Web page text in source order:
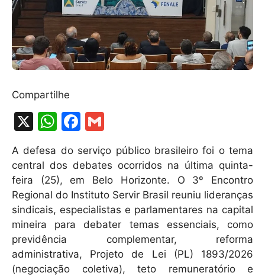
Compartilhe
X
W
h
at
s
A
p
p
F
c
e
b
o
o
k
ai
l
A defesa do serviço público brasileiro foi o tema
central dos debates ocorridos na última quinta-
feira (25), em Belo Horizonte. O 3º Encontro
Regional do Instituto Servir Brasil reuniu lideranças
sindicais, especialistas e parlamentares na capital
mineira para debater temas essenciais, como
previdência complementar, reforma
administrativa, Projeto de Lei (PL) 1893/2026
(negociação coletiva), teto remuneratório e